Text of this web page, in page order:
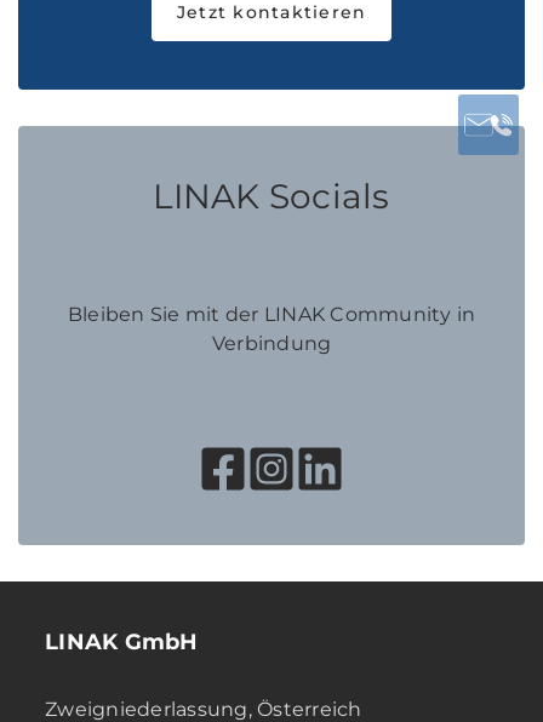
Jetzt kontaktieren
LINAK Socials
Bleiben Sie mit der LINAK Community in
Verbindung
LINAK GmbH
Zweigniederlassung, Österreich